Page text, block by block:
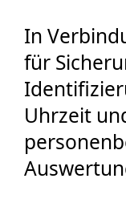
In
für
Uhrzeit